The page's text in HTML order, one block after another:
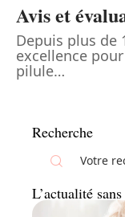
Avis et
Depuis plus de
excellence
pilule…
Recherche
L’actualité